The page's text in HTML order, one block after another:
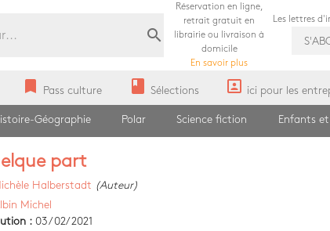
search
Réservation en ligne,
retrait gratuit en
librairie ou livraison à
domicile
En savoir plus
Les lettres
bookmark Pass culture book Sélections portrait ici pour les
Géographie Polar Science fiction Enfants
part
Halberstadt (Auteur)
Michel
: 03/02/2021